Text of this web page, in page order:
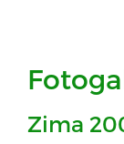
Zima